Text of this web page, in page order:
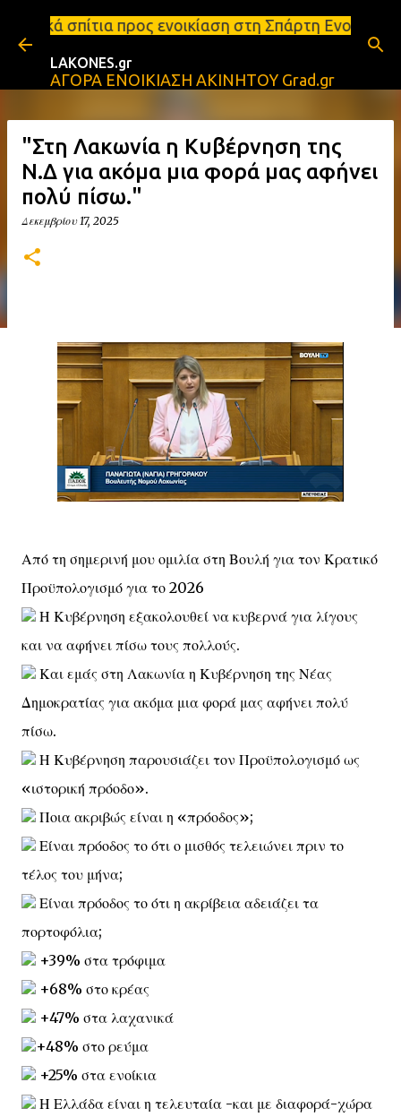
Μετάβαση στο κύριο περιεχόμενο
ενοικίαση στη Σπάρτη Ενοικιάσεις
LAKONES.gr
ΑΓΟΡΑ ΕΝΟΙΚΙΑΣΗ ΑΚΙΝΗΤΟΥ Grad.gr
"Στη Λακωνία η Κυβέρνηση της
Ν.Δ για ακόμα μια φορά μας αφήνει
πολύ πίσω."
Δεκεμβρίου 17, 2025
Από τη σημερινή μου ομιλία στη Βουλή για τον Κρατικό
Προϋπολογισμό για το 2026
Η Κυβέρνηση εξακολουθεί να κυβερνά για λίγους
και να αφήνει πίσω τους πολλούς.
Και εμάς στη Λακωνία η Κυβέρνηση της Νέας
Δημοκρατίας για ακόμα μια φορά μας αφήνει πολύ
πίσω.
Η Κυβέρνηση παρουσιάζει τον Προϋπολογισμό ως
«ιστορική πρόοδο».
Ποια ακριβώς είναι η «πρόοδος»;
Είναι πρόοδος το ότι ο μισθός τελειώνει πριν το
τέλος του μήνα;
Είναι πρόοδος το ότι η ακρίβεια αδειάζει τα
πορτοφόλια;
+39% στα τρόφιμα
+68% στο κρέας
+47% στα λαχανικά
+48% στο ρεύμα
+25% στα ενοίκια
Η Ελλάδα είναι η τελευταία -και με διαφορά-χώρα